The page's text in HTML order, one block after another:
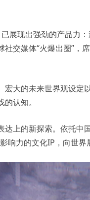
展现出强劲的产品力
交媒体“火爆出圈”，
大的未来世界观设定
认知。
达上的新探索。依托
力的文化IP，向世界